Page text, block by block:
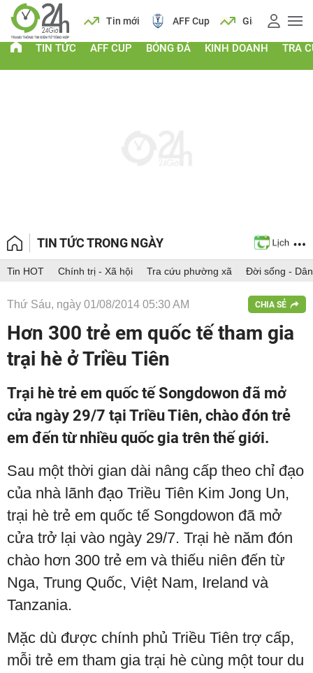
Lịch Tin mới AFF Cup Giá vàng
TIN TỨC AFF CUP BÓNG ĐÁ KINH DOANH TRA
TIN TỨC TRONG NGÀY
Tin HOT Chính trị - Xã hội Tra cứu phường xã Đời sống -
Thứ Sáu, ngày 01/08/2014 05:30 AM CHIA SẺ
Hơn 300 trẻ em quốc tế tham gia
trại hè ở Triều Tiên
Trại hè trẻ em quốc tế Songdowon đã mở
cửa ngày 29/7 tại Triều Tiên, chào đón trẻ
em đến từ nhiều quốc gia trên thế giới.
Sau một thời gian dài nâng cấp theo chỉ đạo
của nhà lãnh đạo Triều Tiên Kim Jong Un,
trại hè trẻ em quốc tế Songdowon đã mở
cửa trở lại vào ngày 29/7. Trại hè năm đón
chào hơn 300 trẻ em và thiếu niên đến từ
Nga, Trung Quốc, Việt Nam, Ireland và
Tanzania.
Mặc dù được chính phủ Triều Tiên trợ cấp,
mỗi trẻ em tham gia trại hè cùng một tour du